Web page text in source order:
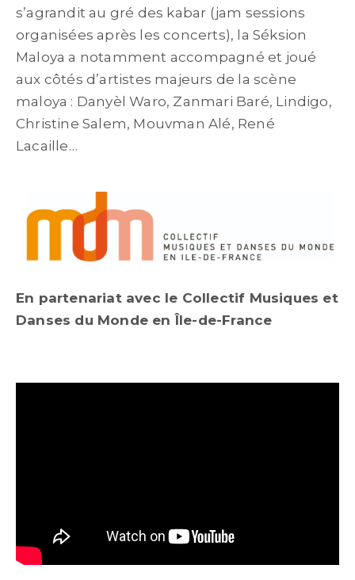
s’agrandit au gré des kabar (jam sessions
organisées après les concerts), la Séksion
Maloya a notamment accompagné et joué
aux côtés d’artistes majeurs de la scène
maloya : Danyèl Waro, Zanmari Baré, Lindigo,
Christine Salem, Mouvman Alé, René
Lacaille…
En partenariat avec le Collectif Musiques et
Danses du Monde en Île-de-France